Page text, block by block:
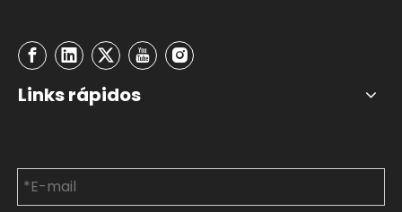
Links rápidos